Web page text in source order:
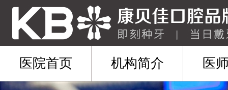
医院首页 机构简介 医